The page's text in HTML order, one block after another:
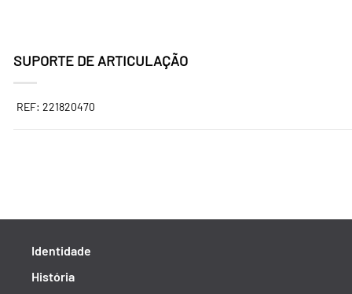
SUPORTE DE ARTICULAÇÃO
REF: 221820470
Identidade
História